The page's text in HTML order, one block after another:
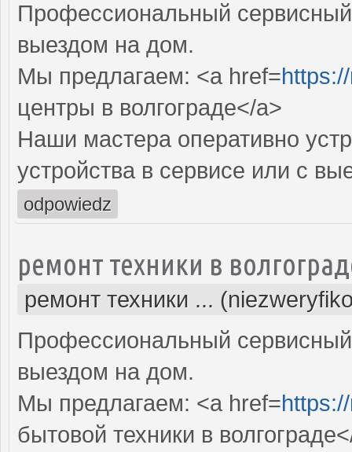
Профессиональный
выездом на дом.
Мы предлагаем: <a href=
центры в волгограде</a>
Наши мастера оперативно
устройства в сервисе или с
odpowiedz
ремонт техники в
ремонт техники ...
Профессиональный
выездом на дом.
Мы предлагаем: <a href=
бытовой техники в